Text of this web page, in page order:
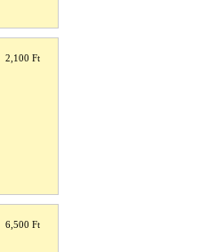
2,100 Ft
6,500 Ft